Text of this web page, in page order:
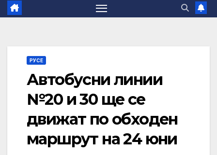
РУСЕ
Автобусни линии
№20 и 30 ще се
движат по обходен
маршрут на 24 юни